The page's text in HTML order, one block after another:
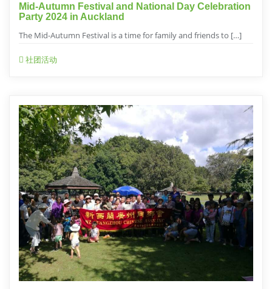
Mid-Autumn Festival and National Day Celebration
Party 2024 in Auckland
The Mid-Autumn Festival is a time for family and friends to […]
社团活动